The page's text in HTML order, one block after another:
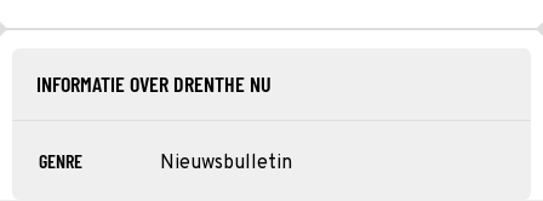
INFORMATIE OVER DRENTHE NU
GENRE Nieuwsbulletin